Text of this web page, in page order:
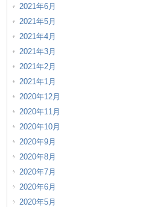
2021年6月
2021年5月
2021年4月
2021年3月
2021年2月
2021年1月
2020年12月
2020年11月
2020年10月
2020年9月
2020年8月
2020年7月
2020年6月
2020年5月